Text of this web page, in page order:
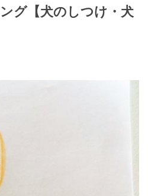
グ【犬のしつけ・犬